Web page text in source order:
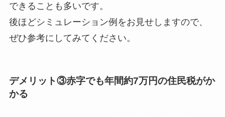
できることも多いです。
後ほどシミュレーション例をお見せしますので、
ぜひ参考にしてみてください。
デメリット③赤字でも年間約7万円の住民税がか
かる